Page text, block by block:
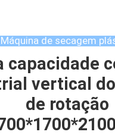
Máquina de secagem
capacidade
vertical
de rotação